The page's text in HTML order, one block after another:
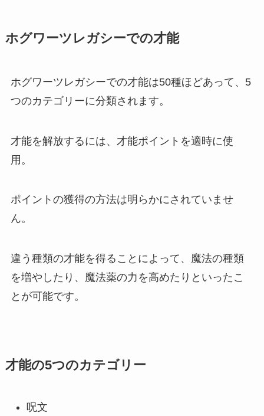
ホグワーツレガシーでの才能
ホグワーツレガシーでの才能は50種ほどあって、5
つのカテゴリーに分類されます。
才能を解放するには、才能ポイントを適時に使
用。
ポイントの獲得の方法は明らかにされていませ
ん。
違う種類の才能を得ることによって、魔法の種類
を増やしたり、魔法薬の力を高めたりといったこ
とが可能です。
才能の5つのカテゴリー
呪文